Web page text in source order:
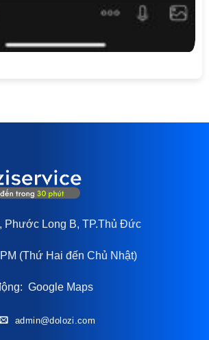
Phước Long B, TP.Thủ Đức
(Thứ Hai đến Chủ Nhật)
Google Maps
admin@dolozi.com